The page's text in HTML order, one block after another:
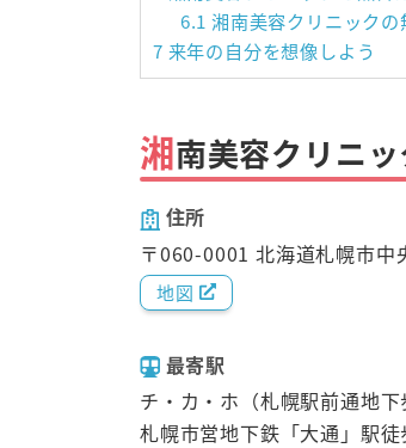
6.1 湘南美容クリニック
7 来年の自分を想像しよう
湘南美容クリニ
住所
〒060-0001 北海道札幌市
地図
最寄駅
チ・カ・ホ（札幌駅前通地
札幌市営地下鉄「大通」駅徒